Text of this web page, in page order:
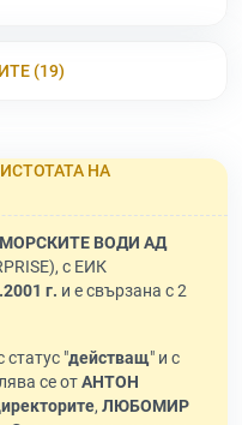
(19)
НА
ВОДИ АД
с ЕИК
г. и е свързана с 2
"действащ" и с
се отАНТОН
, ЛЮБОМИР